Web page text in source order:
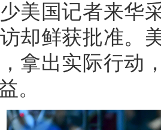
美国记者来华
却鲜获批准。
拿出实际行动
。